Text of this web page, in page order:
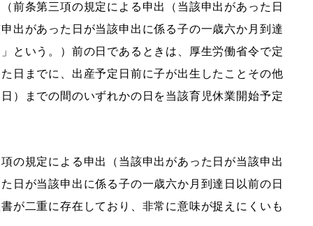
前条第三項の規定による申出（当該申出があった日
出があった日が当該申出に係る子の一歳六か月到達
という。）前の日であるときは、厚生労働省令で定
日までに、出産予定日前に子が出生したことその他
）までの間のいずれかの日を当該育児休業開始予定
の規定による申出（当該申出があった日が当該申出
日が当該申出に係る子の一歳六か月到達日以前の日
が二重に存在しており、非常に意味が捉えにくいも